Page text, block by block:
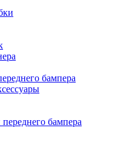
бампера
бампера